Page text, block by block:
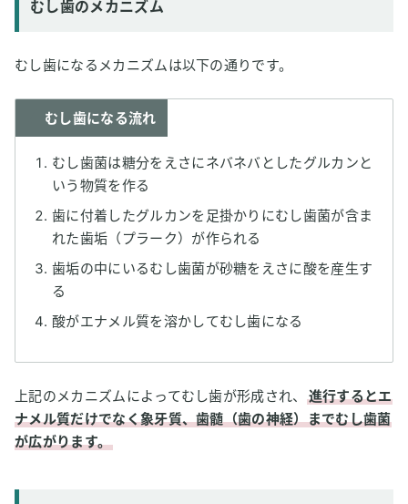
むし歯のメカニズム
むし歯になるメカニズムは以下の通りです。
むし歯になる流れ
むし歯菌は糖分をえさにネバネバとしたグルカンと
いう物質を作る
歯に付着したグルカンを足掛かりにむし歯菌が含ま
れた歯垢（プラーク）が作られる
歯垢の中にいるむし歯菌が砂糖をえさに酸を産生す
る
酸がエナメル質を溶かしてむし歯になる
上記のメカニズムによってむし歯が形成され、
進行するとエ
ナメル質だけでなく象牙質、歯髄（歯の神経）までむし歯菌
が広がります。